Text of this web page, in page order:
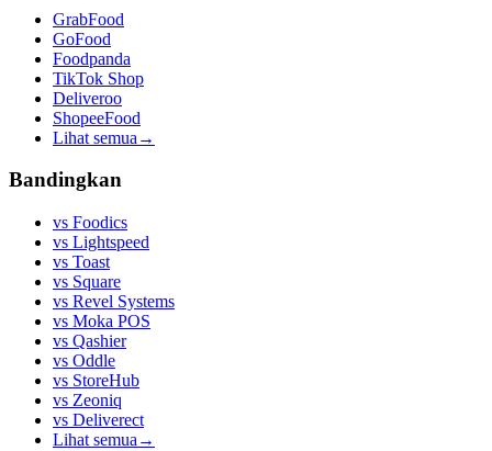
GrabFood
GoFood
Foodpanda
TikTok Shop
Deliveroo
ShopeeFood
Lihat semua →
Bandingkan
vs Foodics
vs Lightspeed
vs Toast
vs Square
vs Revel Systems
vs Moka POS
vs Qashier
vs Oddle
vs StoreHub
vs Zeoniq
vs Deliverect
Lihat semua →